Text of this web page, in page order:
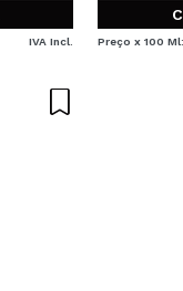
IVA Incl. Preço x 100